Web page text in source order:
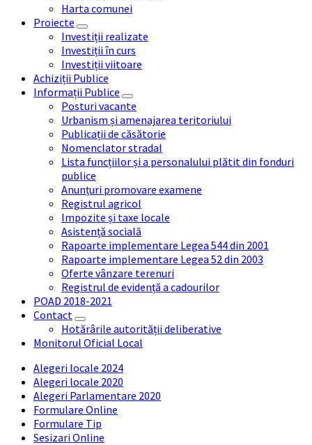
Harta comunei
Proiecte
Investiții realizate
Investiții în curs
Investiții viitoare
Achiziții Publice
Informații Publice
Posturi vacante
Urbanism și amenajarea teritoriului
Publicații de căsătorie
Nomenclator stradal
Lista funcțiilor și a personalului plătit din fonduri
publice
Anunțuri promovare examene
Registrul agricol
Impozite și taxe locale
Asistență socială
Rapoarte implementare Legea 544 din 2001
Rapoarte implementare Legea 52 din 2003
Oferte vânzare terenuri
Registrul de evidență a cadourilor
POAD 2018-2021
Contact
Hotărârile autorității deliberative
Monitorul Oficial Local
Alegeri locale 2024
Alegeri locale 2020
Alegeri Parlamentare 2020
Formulare Online
Formulare Tip
Sesizari Online